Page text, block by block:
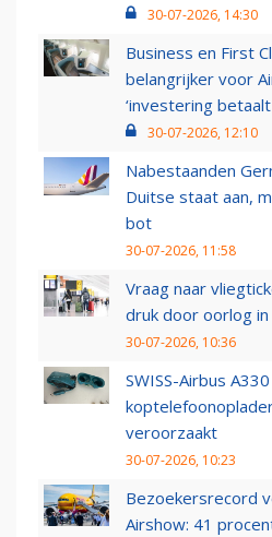
30-07-2026, 14:30
Business en First
belangrijker voor
‘investering betaalt
30-07-2026, 12:10
Nabestaanden
Duitse staat aan,
bot
30-07-2026, 11:58
Vraag naar
druk door oorlog
30-07-2026, 10:36
SWISS-Airbus
veroorzaakt
30-07-2026, 10:23
Bezoekersrecord
Airshow: 41